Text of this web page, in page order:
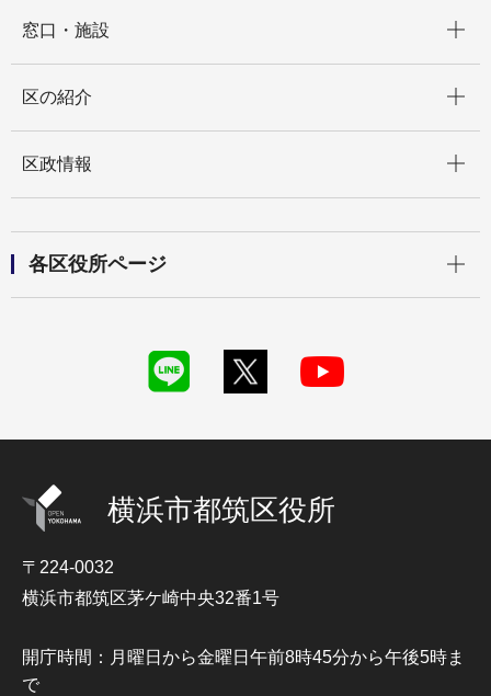
窓口・施設
区の紹介
区政情報
各区役所ページ
横浜市都筑区役所
〒224-0032
横浜市都筑区茅ケ崎中央32番1号
開庁時間：月曜日から金曜日午前8時45分から午後5時ま
で